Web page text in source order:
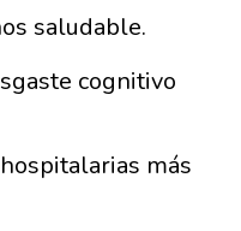
saludable.
cognitivo
más